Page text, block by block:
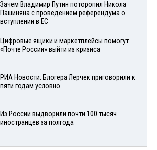
Зачем Владимир Путин поторопил Никола
Пашиняна с проведением референдума о
вступлении в ЕС
Цифровые ящики и маркетплейсы помогут
«Почте России» выйти из кризиса
РИА Новости: Блогера Лерчек приговорили к
пяти годам условно
Из России выдворили почти 100 тысяч
иностранцев за полгода